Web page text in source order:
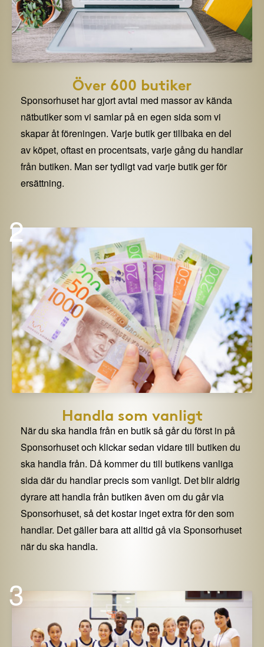
Över 600 butiker
Sponsorhuset har gjort avtal med massor av kända
nätbutiker som vi samlar på en egen sida som vi
skapar åt föreningen. Varje butik ger tillbaka en del
av köpet, oftast en procentsats, varje gång du handlar
från butiken. Man ser tydligt vad varje butik ger för
ersättning.
2
Handla som vanligt
När du ska handla från en butik så går du först in på
Sponsorhuset och klickar sedan vidare till butiken du
ska handla från. Då kommer du till butikens vanliga
sida där du handlar precis som vanligt. Det blir aldrig
dyrare att handla från butiken även om du går via
Sponsorhuset, så det kostar inget extra för den som
handlar. Det gäller bara att alltid gå via Sponsorhuset
när du ska handla.
3